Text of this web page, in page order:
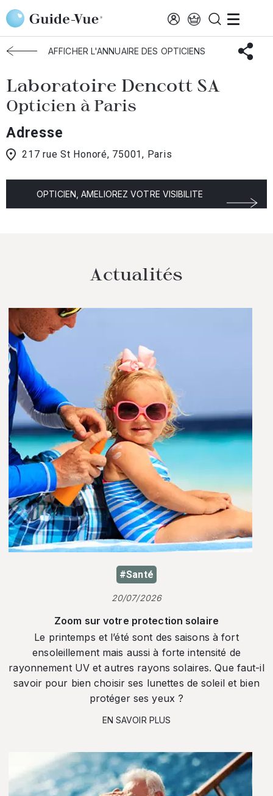
Aller au contenu principal
Accueil Choisir mon opticien Laboratoire Dencott SA
AFFICHER L'ANNUAIRE DES OPTICIENS
Laboratoire Dencott SA
Opticien à Paris
Adresse
217 rue St Honoré, 75001, Paris
OPTICIEN, AMELIOREZ VOTRE VISIBILITE
Actualités
#Santé
20/07/2026
Zoom sur votre protection solaire
Le printemps et l’été sont des saisons à fort
ensoleillement mais aussi à forte intensité de
rayonnement UV et autres rayons solaires. Que faut-il
savoir pour bien choisir ses lunettes de soleil et bien
protéger ses yeux ?
EN SAVOIR PLUS